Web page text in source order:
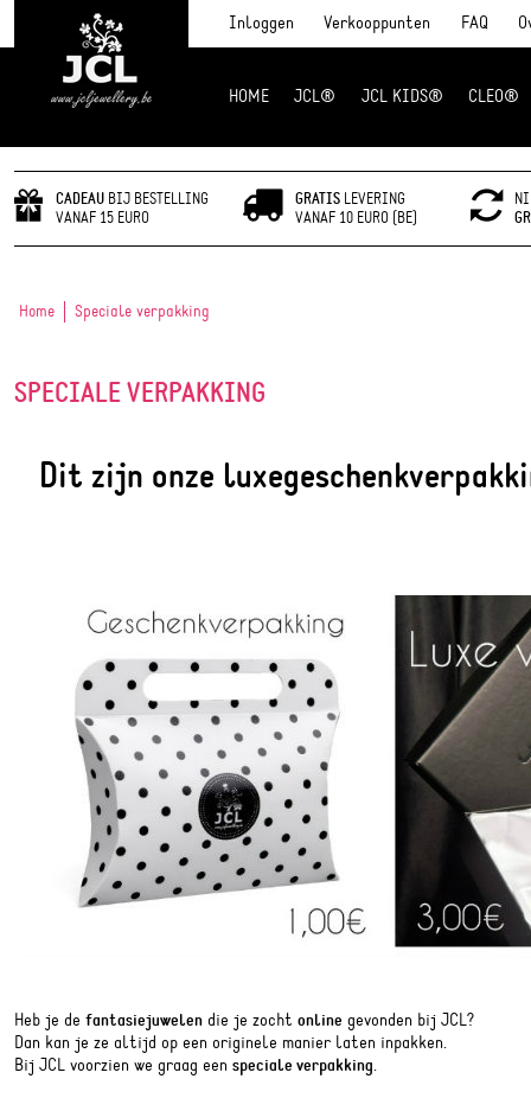
Inloggen Verkooppunten FAQ
HOME JCL® JCL KIDS® CLEO®
CADEAU BIJ BESTELLING
VANAF 15 EURO
GRATISLEVERING
VANAF 10 EURO (BE)
Home Speciale verpakking
SPECIALE VERPAKKING
Dit zijn onze
Heb je de fantasiejuwelen die je zocht online gevonden bij JCL?
Dan kan je ze altijd op een originele manier laten inpakken.
Bij JCL voorzien we graag een speciale verpakking.